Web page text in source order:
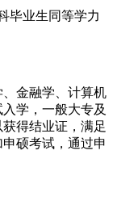
业生同等学力
金融学、计算机
学，一般大专及
得结业证，满足
硕考试，通过申